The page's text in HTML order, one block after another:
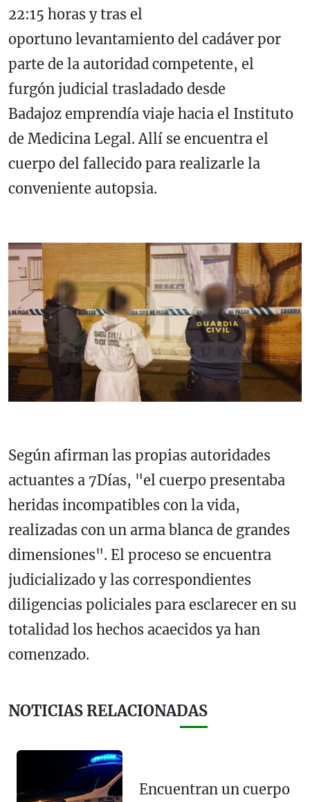
22:15 horas y tras el
oportuno levantamiento del cadáver por
parte de la autoridad competente, el
furgón judicial trasladado desde
Badajoz emprendía viaje hacia el Instituto
de Medicina Legal. Allí se encuentra el
cuerpo del fallecido para realizarle la
conveniente autopsia.
Según afirman las propias autoridades
actuantes a 7Días, "el cuerpo presentaba
heridas incompatibles con la vida,
realizadas con un arma blanca de grandes
dimensiones". El proceso se encuentra
judicializado y las correspondientes
diligencias policiales para esclarecer en su
totalidad los hechos acaecidos ya han
comenzado.
NOTICIAS RELACIONADAS
Encuentran un cuerpo